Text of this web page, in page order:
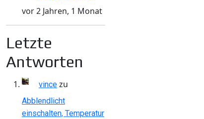
vor 2 Jahren, 1 Monat
Letzte
Antworten
vince zu
Abblendlicht
einschalten, Temperatur